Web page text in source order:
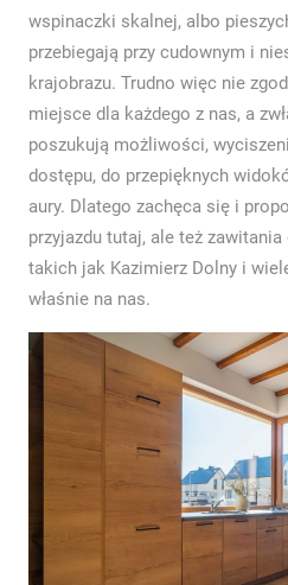
wspinaczki skalnej, albo
przebiegają przy cudownym i
krajobrazu. Trudno więc nie
miejsce dla każdego z nas, a
poszukują możliwości,
dostępu, do przepięknych
aury. Dlatego zachęca się i
przyjazdu tutaj, ale też
takich jak Kazimierz Dolny i
właśnie na nas.